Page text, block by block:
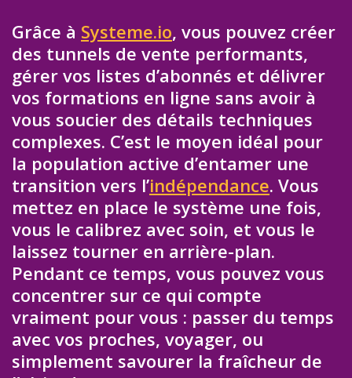
Grâce à Systeme.io, vous pouvez créer
des tunnels de vente performants,
gérer vos listes d’abonnés et délivrer
vos formations en ligne sans avoir à
vous soucier des détails techniques
complexes. C’est le moyen idéal pour
la population active d’entamer une
transition vers l’indépendance. Vous
mettez en place le système une fois,
vous le calibrez avec soin, et vous le
laissez tourner en arrière-plan.
Pendant ce temps, vous pouvez vous
concentrer sur ce qui compte
vraiment pour vous : passer du temps
avec vos proches, voyager, ou
simplement savourer la fraîcheur de